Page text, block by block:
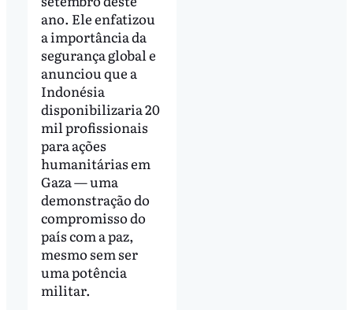
ano. Ele enfatizou
a importância da
segurança global e
anunciou que a
Indonésia
disponibilizaria 20
mil profissionais
para ações
humanitárias em
Gaza — uma
demonstração do
compromisso do
país com a paz,
mesmo sem ser
uma potência
militar.